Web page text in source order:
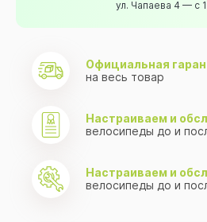
ул. Чапаева 4 — с
Официальная
на весь товар
Настраиваем и
велосипеды до и
Настраиваем и
велосипеды до и